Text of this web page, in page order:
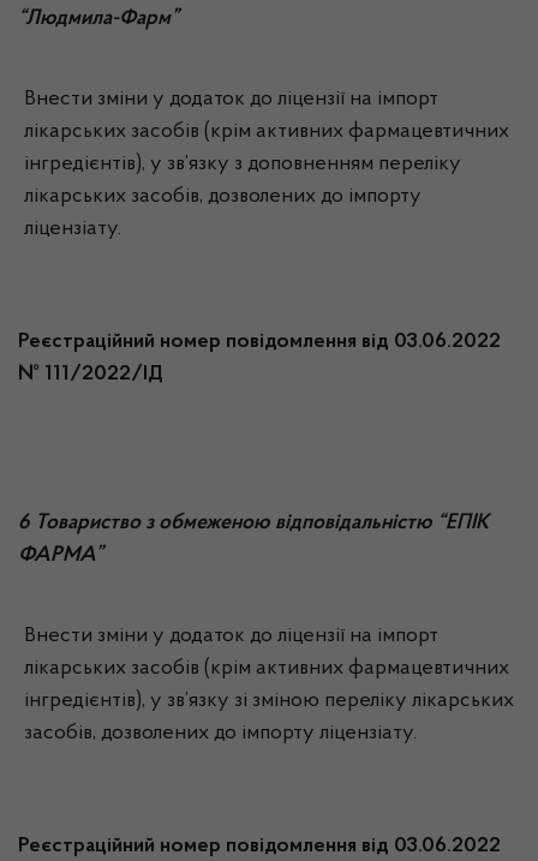
“Людмила-Фарм”
Внести зміни у додаток до ліцензії на імпорт
лікарських засобів (крім активних фармацевтичних
інгредієнтів), у зв’язку з доповненням переліку
лікарських засобів, дозволених до імпорту
ліцензіату.
Реєстраційний номер повідомлення від 03.06.2022
№ 111/2022/ІД
6 Товариство з обмеженою відповідальністю “ЕПІК
ФАРМА”
Внести зміни у додаток до ліцензії на імпорт
лікарських засобів (крім активних фармацевтичних
інгредієнтів), у зв’язку зі зміною переліку лікарських
засобів, дозволених до імпорту ліцензіату.
Реєстраційний номер повідомлення від 03.06.2022